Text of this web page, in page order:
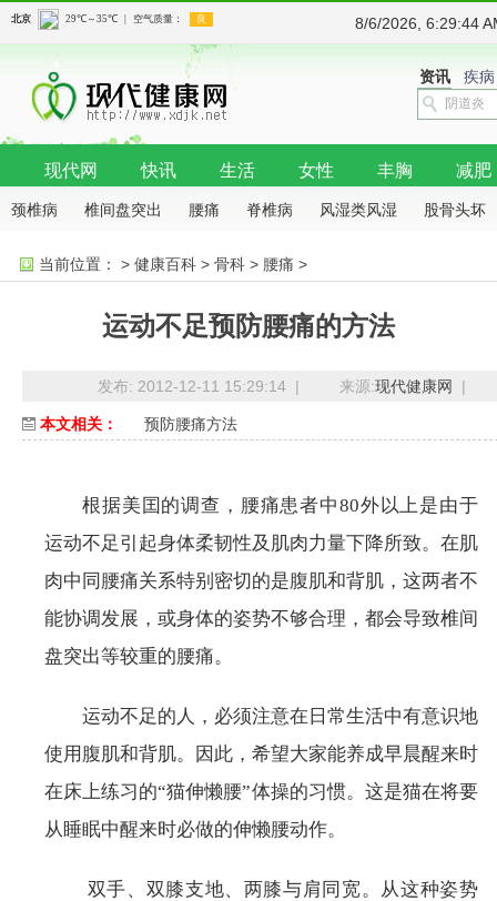
8/6/2026, 6:29:44
资讯 疾病
现代网 快讯 生活 女性 丰胸 减肥
颈椎病 椎间盘突出 腰痛 脊椎病 风湿类风湿 股骨头坏
骨质增生 骨质疏松 肩周病
当前位置： > 健康百科 > 骨科 > 腰痛 >
运动不足预防腰痛的方法
发布: 2012-12-11 15:29:14 | 来源:现代健康网 |
本文相关： 预防腰痛方法
根据美囯的调查，腰痛患者中80外以上是由于
运动不足引起身体柔韧性及肌肉力量下降所致。在肌
肉中同腰痛关系特别密切的是腹肌和背肌，这两者不
能协调发展，或身体的姿势不够合理，都会导致椎间
盘突出等较重的腰痛。
运动不足的人，必须注意在日常生活中有意识地
使用腹肌和背肌。因此，希望大家能养成早晨醒来时
在床上练习的“猫伸懒腰”体操的习惯。这是猫在将要
从睡眠中醒来时必做的伸懒腰动作。
双手、双膝支地、两膝与肩同宽。从这种姿势